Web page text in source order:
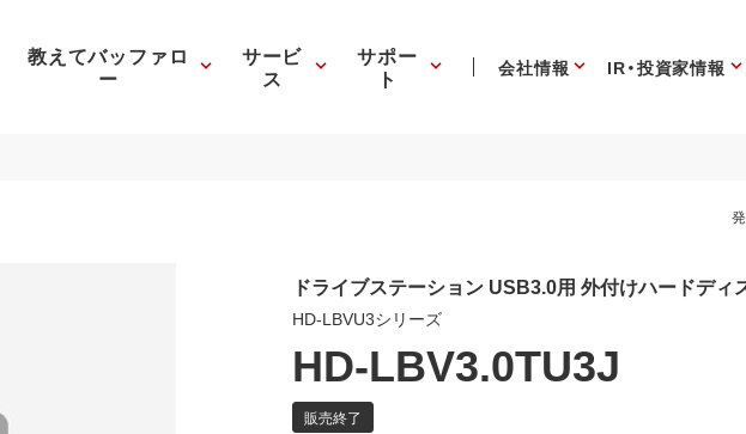
教えてバッファロ
ー
サービ
ス
サポー
ト 会社情報 IR・投資家情報
ドライブステーション USB3.0用 外付けハードディ
HD-LBVU3シリーズ
HD-LBV3.0TU3J